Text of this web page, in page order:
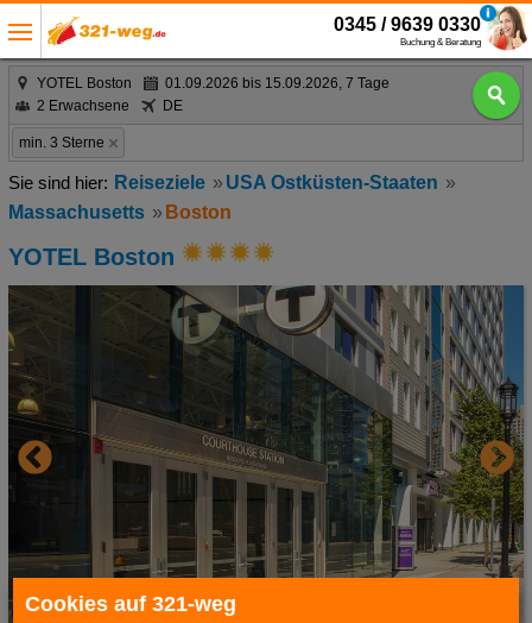
Cookies auf 321-weg
0345 / 9639 0330
Buchung & Beratung
YOTEL Boston
01.09.2026 bis 15.09.2026, 7 Tage
2 Erwachsene
DE
min. 3 Sterne
Reiseziele
USA Ostküsten-Staaten
Massachusetts
Boston
YOTEL Boston
1 / 6